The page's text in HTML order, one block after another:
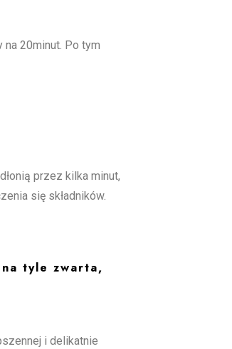
na 20minut. Po tym
przez kilka minut,
się składników.
tyle zwarta,
i delikatnie